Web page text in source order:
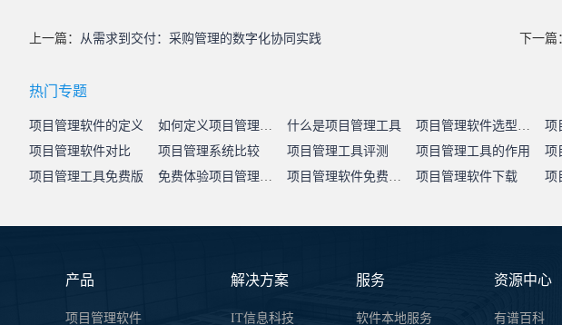
上一篇： 从需求到交付：采购管理的数字化协同实践 下一篇
热门专题
项目管理软件的定义 如何定义项目管理系统 什么是项目管理工具 项目管理软件选型指南 项
项目管理软件对比
项目管理系统比较 项目管理工具评测 项目管理工具的作用
项目管理工具免费版
免费体验项目管理系统 项目管理软件免费试用 项目管理软件下载 项
产品
项目管理软件
解决方案
IT信息科技
服务
软件本地服务
资源中心
有谱百科